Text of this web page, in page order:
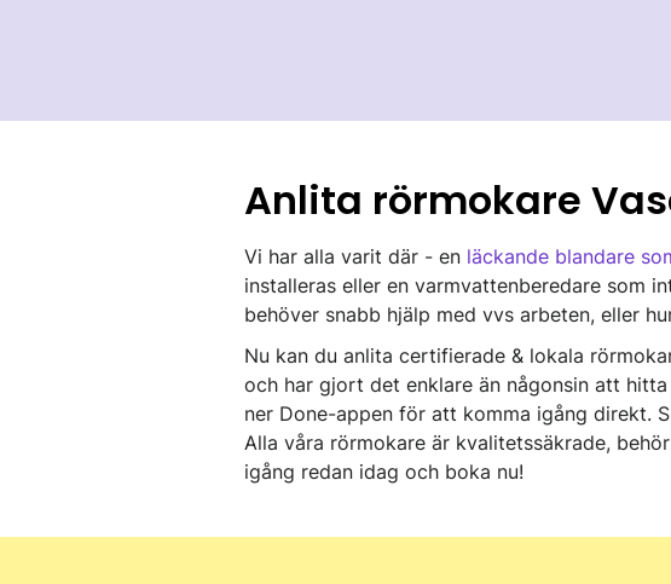
Anlita rörmokare
Vi har alla varit där - en läckande blandare
installeras eller en varmvattenberedare som
behöver snabb hjälp med vvs arbeten, eller
Nu kan du anlita certifierade & lokala
och har gjort det enklare än någonsin att
ner Done-appen för att komma igång direkt.
Alla våra rörmokare är kvalitetssäkrade,
igång redan idag och boka nu!